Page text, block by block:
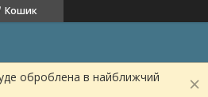
Кошик
оброблена в найближчий